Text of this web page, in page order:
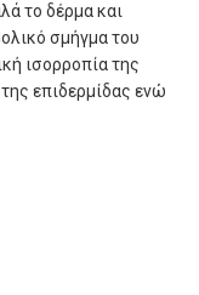
το δέρμα και
σμήγμα του
ισορροπία της
επιδερμίδας ενώ